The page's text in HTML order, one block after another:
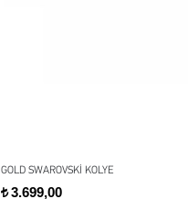
GOLD SWAROVSKİ KOLYE
t3.699,00